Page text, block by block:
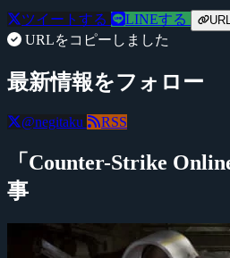
ツイートする LINEする
URLをコピーしました
最新情報をフォロー
@negitaku RSS
「Counter-Strike
事